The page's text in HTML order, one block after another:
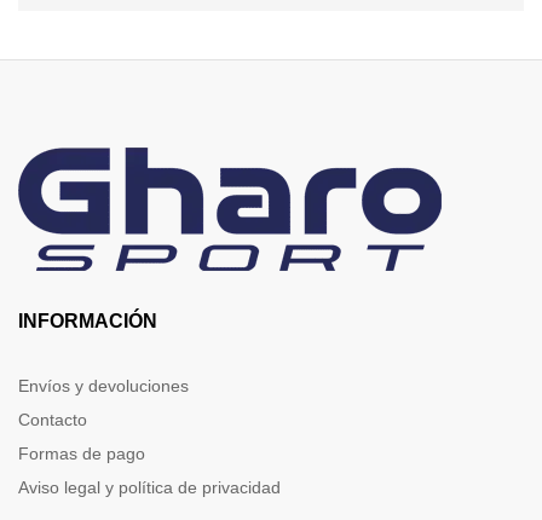
INFORMACIÓN
Envíos y devoluciones
Contacto
Formas de pago
Aviso legal y política de privacidad